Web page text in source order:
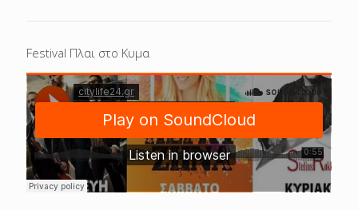
Festival Πλαι στο Κυμα